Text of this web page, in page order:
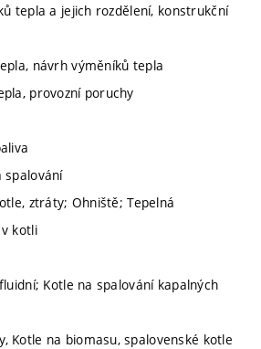
tepla a jejich rozdělení, konstrukční
návrh výměníků tepla
provozní poruchy
spalování
ztráty; Ohniště; Tepelná
kotli
Kotle na spalování kapalných
Kotle na biomasu, spalovenské kotle